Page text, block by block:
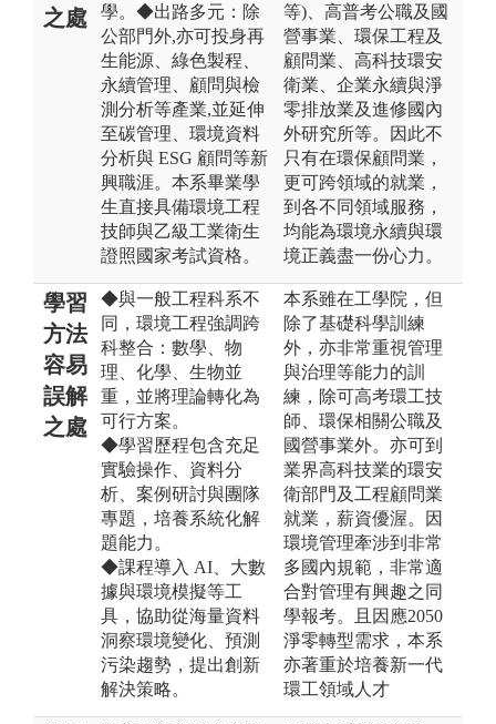
之處
學。◆出路多元：除
公部門外,亦可投身再
生能源、綠色製程、
永續管理、顧問與檢
測分析等產業,並延伸
至碳管理、環境資料
分析與 ESG 顧問等新
興職涯。本系畢業學
生直接具備環境工程
技師與乙級工業衛生
證照國家考試資格。
等)、高普考公職及國
營事業、環保工程及
顧問業、高科技環安
衛業、企業永續與淨
零排放業及進修國內
外研究所等。因此不
只有在環保顧問業，
更可跨領域的就業，
到各不同領域服務，
均能為環境永續與環
境正義盡一份心力。
學習
方法
容易
誤解
之處
◆與一般工程科系不
同，環境工程強調跨
科整合：數學、物
理、化學、生物並
重，並將理論轉化為
可行方案。
◆學習歷程包含充足
實驗操作、資料分
析、案例研討與團隊
專題，培養系統化解
題能力。
◆課程導入 AI、大數
據與環境模擬等工
具，協助從海量資料
洞察環境變化、預測
污染趨勢，提出創新
解決策略。
本系雖在工學院，但
除了基礎科學訓練
外，亦非常重視管理
與治理等能力的訓
練，除可高考環工技
師、環保相關公職及
國營事業外。亦可到
業界高科技業的環安
衛部門及工程顧問業
就業，薪資優渥。因
環境管理牽涉到非常
多國內規範，非常適
合對管理有興趣之同
學報考。且因應2050
淨零轉型需求，本系
亦著重於培養新一代
環工領域人才